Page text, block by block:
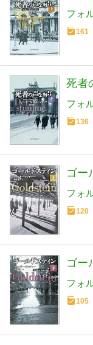
フォ
161
死者
フォ
136
ゴー
フォ
120
ゴー
フォ
105